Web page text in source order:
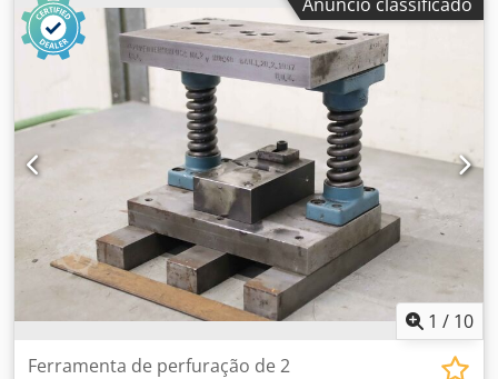
segurar matrizes Crodpfx Afsc Nlyxe Hjf -Diâmetro do furo:
97 mm -Dimensões: 220/335/H115 mm -Peso: 32 kg
1 / 10
Ferramenta de perfuração de 2